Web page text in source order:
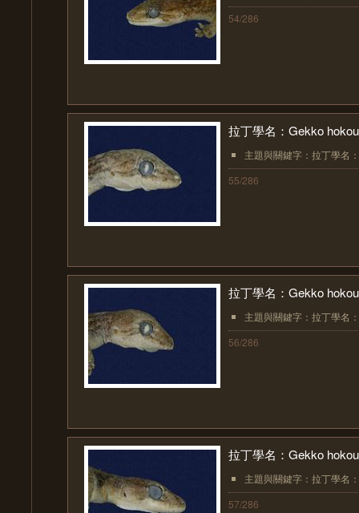
54/286
拉丁學名：Gekko
主題與關鍵字：拉丁學名
55/286
拉丁學名：Gekko
主題與關鍵字：拉丁學名
56/286
拉丁學名：Gekko
主題與關鍵字：拉丁學名
57/286